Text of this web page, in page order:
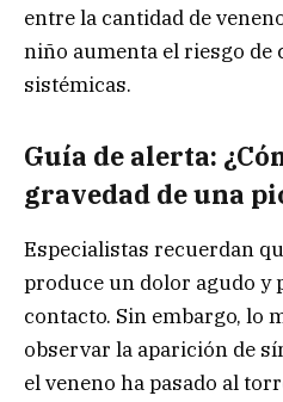
entre la cantidad de
niño aumenta el riesgo de
sistémicas.
Guía de alerta:
gravedad de una
Especialistas recuerdan
produce un dolor agudo y
contacto. Sin embargo, lo
observar la aparición de
el veneno ha pasado al